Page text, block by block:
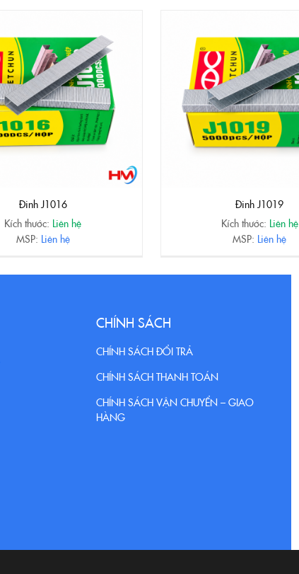
Đinh J1016
Kích thước: Liên hệ
MSP: Liên hệ
Đinh J1019
Kích thước: Liên hệ
MSP: Liên hệ
CHÍNH SÁCH
CHÍNH SÁCH ĐỔI TRẢ
CHÍNH SÁCH THANH TOÁN
CHÍNH SÁCH VẬN CHUYỂN – GIAO
HÀNG